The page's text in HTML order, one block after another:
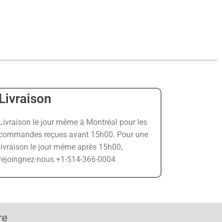
le jour même à Montréal pour les
reçues avant 15h00. Pour une
le jour même après 15h00,
nous +1-514-366-0004.